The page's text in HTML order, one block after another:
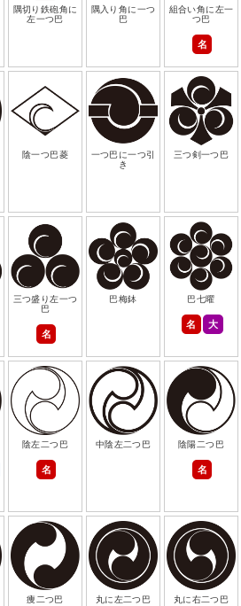
隅切り鉄砲角に
左一つ巴
隅入り角に一つ
巴
組合い角に左一
つ巴
名
陰一つ巴菱
一つ巴に一つ引
き
三つ剣一つ巴
三つ盛り左一つ
巴
名
巴梅鉢 巴七曜
名 大
陰左二つ巴
名
中陰左二つ巴 陰陽二つ巴
名
痩二つ巴 丸に左二つ巴 丸に右二つ巴